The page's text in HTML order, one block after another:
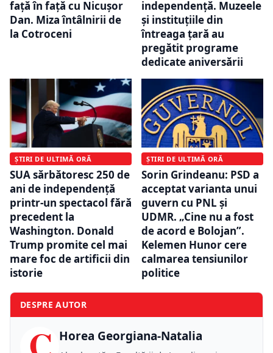
față în față cu Nicușor
Dan. Miza întâlnirii de
la Cotroceni
independență. Muzeele
și instituțiile din
întreaga țară au
pregătit programe
dedicate aniversării
ȘTIRI DE ULTIMĂ ORĂ
SUA sărbătoresc 250 de
ani de independență
printr-un spectacol fără
precedent la
Washington. Donald
Trump promite cel mai
mare foc de artificii din
istorie
ȘTIRI DE ULTIMĂ ORĂ
Sorin Grindeanu: PSD a
acceptat varianta unui
guvern cu PNL și
UDMR. „Cine nu a fost
de acord e Bolojan”.
Kelemen Hunor cere
calmarea tensiunilor
politice
DESPRE AUTOR
Horea Georgiana-Natalia